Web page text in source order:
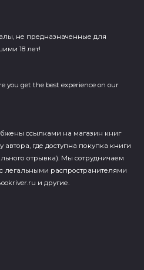
не предназначенные для
18 лет!
you get the best experience on our
ссылками на магазин книг
где доступна покупка книги
отрывка). Мы сотрудничаем
легальными распространителями
и другие.